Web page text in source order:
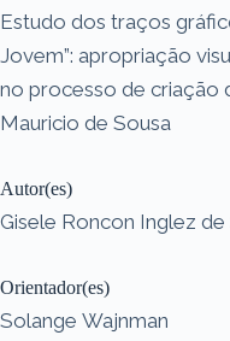
Estudo dos traços
Jovem”: apropriação
no processo de criação
Mauricio de Sousa
Autor(es)
Gisele Roncon Inglez de
Orientador(es)
Solange Wajnman